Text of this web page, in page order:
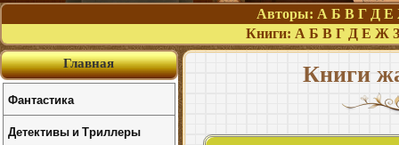
Авторы: А Б В Г Д Е
Книги: А Б В Г Д Е Ж З
Книги
Главная
Фантастика
Детективы и Триллеры